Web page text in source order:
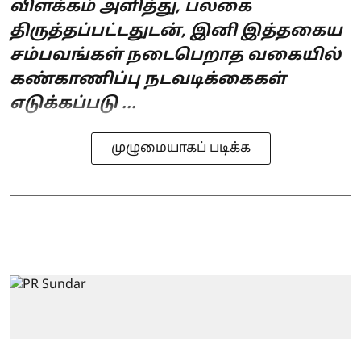
விளக்கம் அளித்து, பலகை
திருத்தப்பட்டதுடன், இனி இத்தகைய
சம்பவங்கள் நடைபெறாத வகையில்
கண்காணிப்பு நடவடிக்கைகள்
எடுக்கப்படு ...
முழுமையாகப் படிக்க